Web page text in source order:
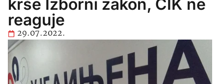
krše Izborni zakon, CIK ne
reaguje
29.07.2022.